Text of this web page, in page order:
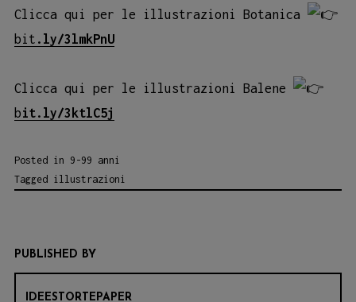
Clicca qui per le illustrazioni Botanica
bit .ly/3lmkPnU
Clicca qui per le illustrazioni Balene
bit.ly/3ktlC5j
Posted in 9-99 anni
Tagged illustrazioni
PUBLISHED BY
IDEESTORTEPAPER